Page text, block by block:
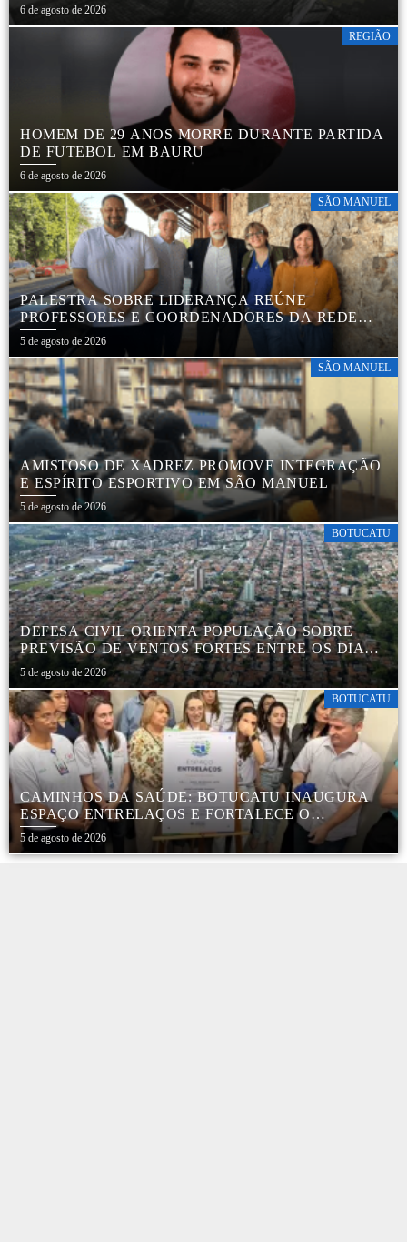
6 de agosto de 2026
REGIÃO
HOMEM DE 29 ANOS MORRE DURANTE PARTIDA
DE FUTEBOL EM BAURU
6 de agosto de 2026
SÃO MANUEL
PALESTRA SOBRE LIDERANÇA REÚNE
PROFESSORES E COORDENADORES DA REDE
MUNICIPAL
5 de agosto de 2026
SÃO MANUEL
AMISTOSO DE XADREZ PROMOVE INTEGRAÇÃO
E ESPÍRITO ESPORTIVO EM SÃO MANUEL
5 de agosto de 2026
BOTUCATU
DEFESA CIVIL ORIENTA POPULAÇÃO SOBRE
PREVISÃO DE VENTOS FORTES ENTRE OS DIAS 6
E 9 DE AGOSTO
5 de agosto de 2026
BOTUCATU
CAMINHOS DA SAÚDE: BOTUCATU INAUGURA
ESPAÇO ENTRELAÇOS E FORTALECE O
CUIDADO ESPECIALIZADO COM CRIANÇAS E
FAMÍLIAS
5 de agosto de 2026